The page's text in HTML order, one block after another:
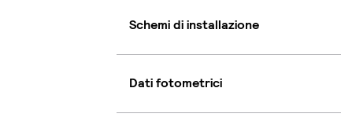
Schemi di installazione
Dati fotometrici